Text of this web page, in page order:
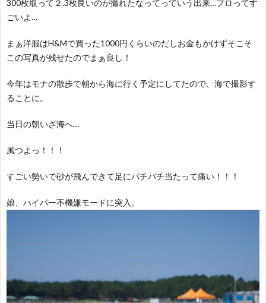
300枚取って２.3枚良いのが撮れたなってっていう出来…プロってす
ごいよ…
まぁ洋服はH&Mで買った1000円くらいのだしお金もかけずそこそ
この写真が残せたのでまぁ良し！
今年はモナの散歩で朝から海に行く予定にしてたので、海で撮影す
ることに。
当日の朝いざ海へ…
風つよっ！！！
すごい勢いで砂が飛んできて足にバチバチ当たって痛い！！！
娘、ハイパー不機嫌モードに突入。